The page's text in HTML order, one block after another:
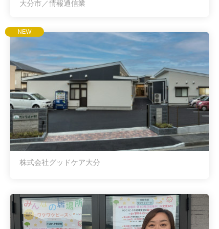
大分市／情報通信業
NEW
株式会社グッドケア大分